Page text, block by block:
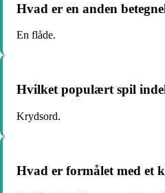
Hvad er en anden
En flåde.
Hvilket populært spil
Krydsord.
Hvad er formålet med et